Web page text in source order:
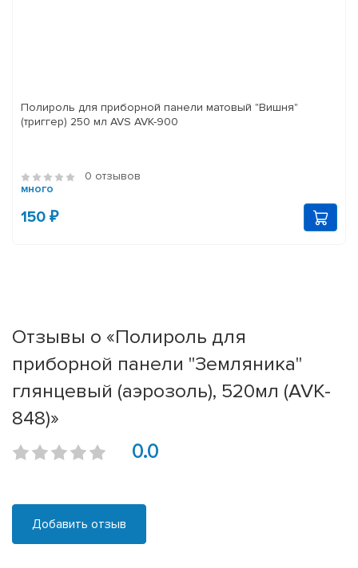
Полироль для приборной панели матовый "Вишня"
(триггер) 250 мл AVS AVK-900
0 отзывов
много
150 ₽
Отзывы о «Полироль для
приборной панели "Земляника"
глянцевый (аэрозоль), 520мл (AVK-
848)»
0.0
Добавить отзыв